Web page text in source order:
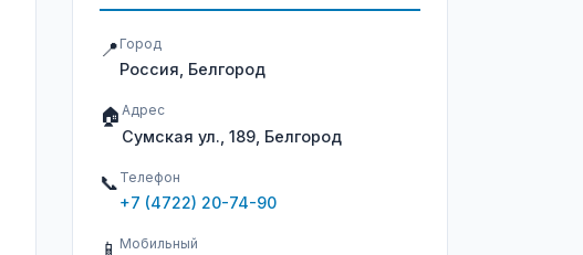
📍 Город
Россия, Белгород
🏠 Адрес
Сумская ул., 189, Белгород
📞 Телефон
+7 (4722) 20-74-90
📱 Мобильный